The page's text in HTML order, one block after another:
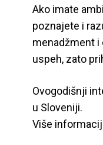
Ako imate
poznajete i
menadžment i
uspeh, zato
Ovogodišnji
u Sloveniji.
Više